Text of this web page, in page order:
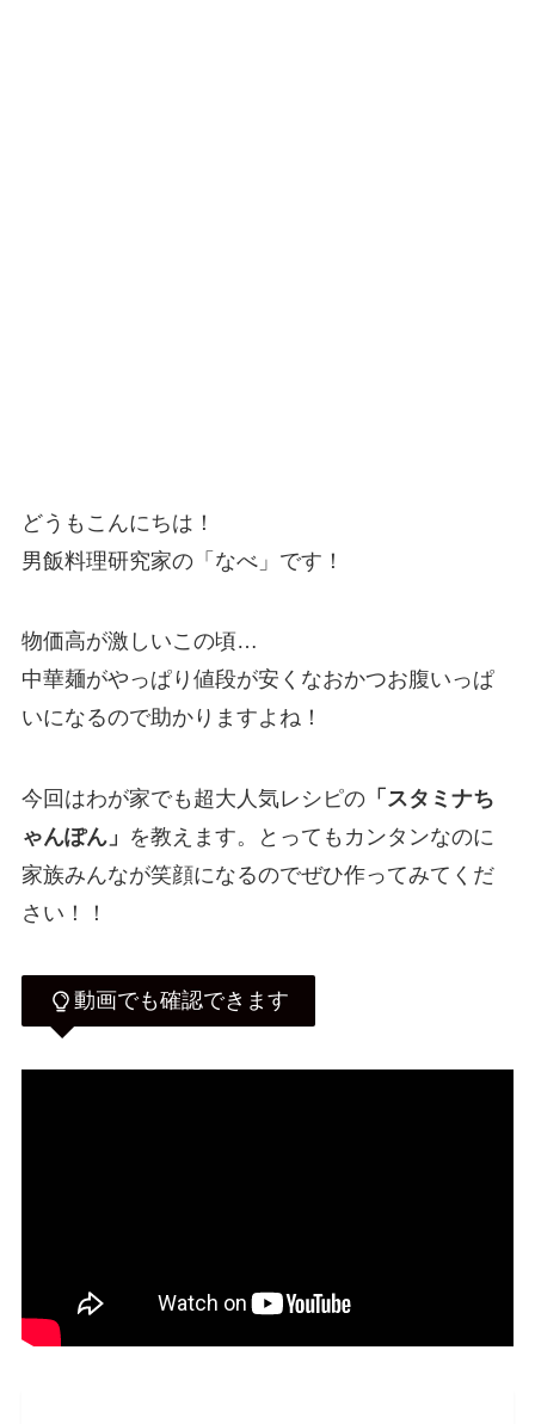
どうもこんにちは！
男飯料理研究家の「なべ」です！
物価高が激しいこの頃…
中華麺がやっぱり値段が安くなおかつお腹いっぱ
いになるので助かりますよね！
今回はわが家でも超大人気レシピの「スタミナち
ゃんぽん」 を教えます。とってもカンタンなのに
家族みんなが笑顔になるのでぜひ作ってみてくだ
さい！！
動画でも確認できます